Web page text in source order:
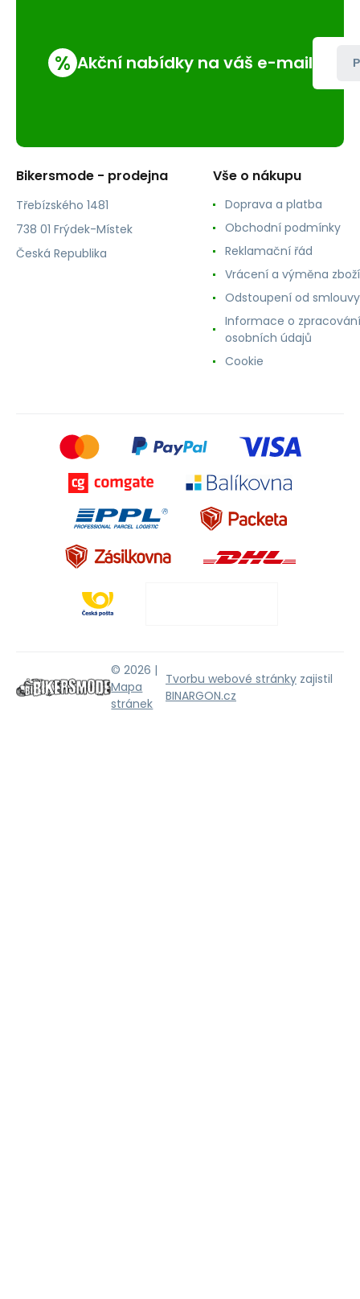
% Akční nabídky na váš e-mail
Bikersmode - prodejna
Třebízského 1481
738 01 Frýdek-Místek
Česká Republika
Vše o nákupu
Doprava a platba
Obchodní podmínky
Reklamační řád
Vrácení a výměna zboží
Odstoupení od smlouvy
Informace o zpracování
osobních údajů
Cookie
© 2026 |
Mapa
stránek
Tvorbu webové stránky zajistil
BINARGON.cz